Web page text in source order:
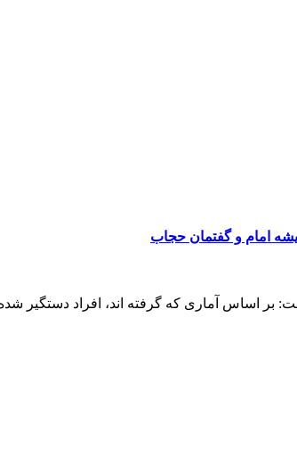
امام و گفتمان حجاب
بر اساس آماری که گرفته اند، افراد دستگیر